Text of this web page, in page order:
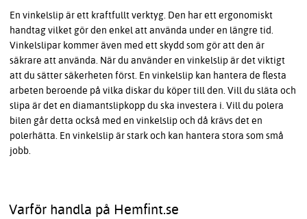
En vinkelslip är ett kraftfullt verktyg. Den har ett ergonomiskt
handtag vilket gör den enkel att använda under en längre tid.
Vinkelslipar kommer även med ett skydd som gör att den är
säkrare att använda. När du använder en vinkelslip är det viktigt
att du sätter säkerheten först. En vinkelslip kan hantera de flesta
arbeten beroende på vilka diskar du köper till den. Vill du släta och
slipa är det en diamantslipkopp du ska investera i. Vill du polera
bilen går detta också med en vinkelslip och då krävs det en
polerhätta. En vinkelslip är stark och kan hantera stora som små
jobb.
Varför handla på Hemfint.se